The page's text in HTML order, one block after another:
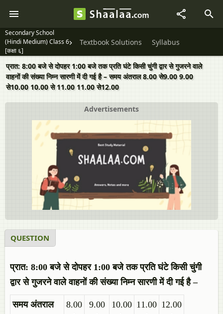
Secondary School
(Hindi Medium) Class 6
[कक्षा ६]
Textbook Solutions Syllabus
प्रात: 8:00 बजे से दोपहर 1:00 बजे तक प्रति घंटे किसी चुंगी द्वार से गुजरने वाले
वाहनों की संख्या निम्न सारणी में दी गई है – समय अंतराल 8.00 से9.00 9.00
से10.00 10.00 से 11.00 11.00 से12.00
Advertisements
QUESTION
प्रात: 8:00 बजे से दोपहर 1:00 बजे तक प्रति घंटे किसी चुंगी
द्वार से गुजरने वाले वाहनों की संख्या निम्न सारणी में दी गई है –
समय अंतराल
8.00
9.00
10.00 11.00 12.00